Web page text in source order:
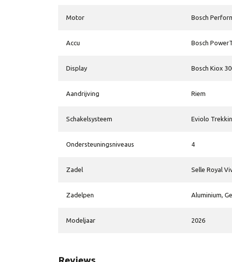
Motor Bosch
Accu Bosch
Display Bosch Kiox
Aandrijving Riem
Schakelsysteem Eviolo
Ondersteuningsniveaus 4
Zadel Selle Royal
Zadelpen Aluminium,
Modeljaar 2026